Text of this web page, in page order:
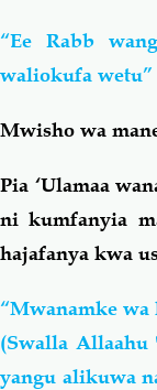
“Ee Rabb
waliokufa wetu”
Mwisho wa
Pia ‘Ulamaa
ni kumfanyia
hajafanya kwa
“Mwanamke
(Swalla Allaahu
yangu alikuwa